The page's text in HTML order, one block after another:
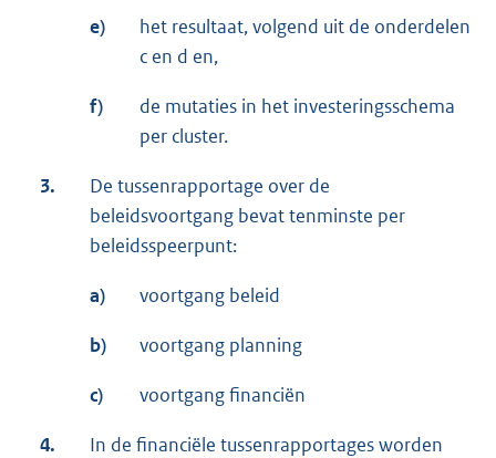
e)
het resultaat, volgend uit de onderdelen
c en d en,
f)
de mutaties in het investeringsschema
per cluster.
3.
De tussenrapportage over de
beleidsvoortgang bevat tenminste per
beleidsspeerpunt:
a) voortgang beleid
b) voortgang planning
c) voortgang financiën
4. In de financiële tussenrapportages worden